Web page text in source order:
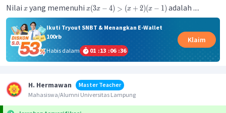
Nilai x yang memenuhi x(3x − 4) > (x + 2)(x − 1) adalah ....
Ikuti Tryout SNBT & Menangkan E-Wallet
100rb
Habis dalam
01 :13 :06 :36
Klaim
H. Hermawan
Master Teacher
Mahasiswa/Alumni Universitas Lampung